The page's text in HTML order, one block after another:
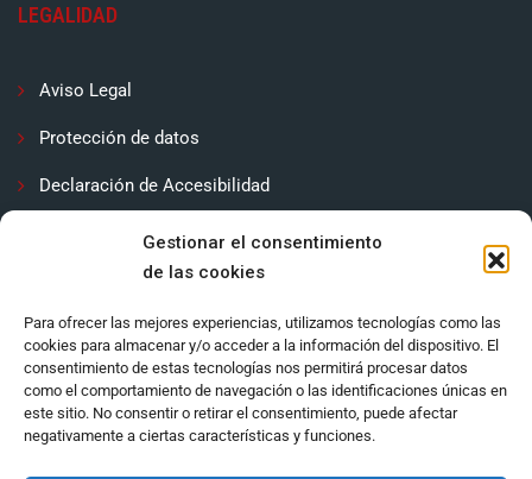
Gestionar el consentimiento
de las cookies
Para ofrecer las mejores experiencias, utilizamos tecnologías como las
cookies para almacenar y/o acceder a la información del dispositivo. El
consentimiento de estas tecnologías nos permitirá procesar datos
como el comportamiento de navegación o las identificaciones únicas en
este sitio. No consentir o retirar el consentimiento, puede afectar
negativamente a ciertas características y funciones.
LEGALIDAD
Aviso Legal
Protección de datos
Declaración de Accesibilidad
Política de cookies (UE)